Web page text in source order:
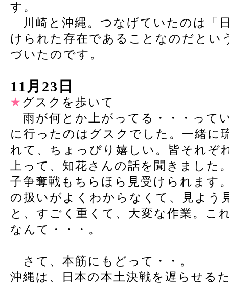
す。
川崎と沖縄。つなげていたのは「
けられた存在であることなのだとい
づいたのです。
11月23日
★ グスクを歩いて
雨が何とか上がってる・・・って
に行ったのはグスクでした。一緒に
れて、ちょっぴり嬉しい。皆それぞ
上って、知花さんの話を聞きました
子争奪戦もちらほら見受けられます
の扱いがよくわからなくて、見よう
と、すごく重くて、大変な作業。こ
なんて・・・。
さて、本筋にもどって・・。
沖縄は、日本の本土決戦を遅らせる